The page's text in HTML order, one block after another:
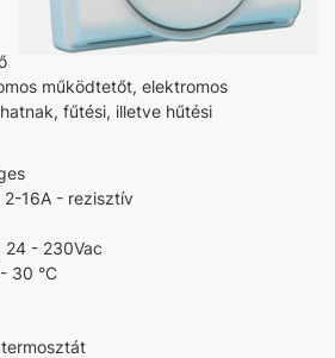
működtetőt, elektromos
fűtési, illetve hűtési
2-16A - rezisztív
24 - 230Vac
30 °C